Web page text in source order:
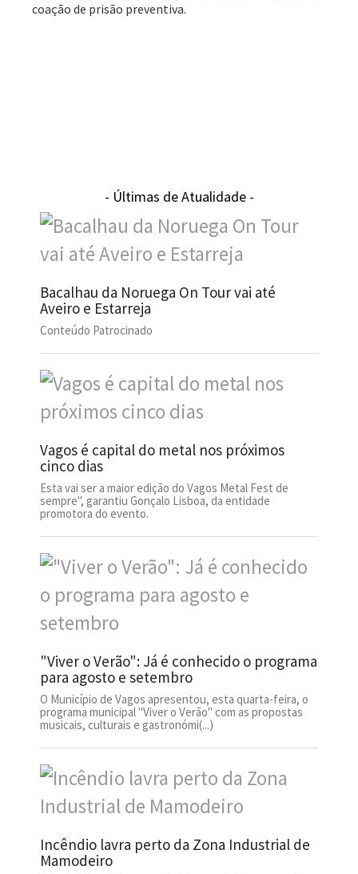
coação de prisão preventiva.
- Últimas de Atualidade -
Bacalhau da Noruega On Tour vai até
Aveiro e Estarreja
Conteúdo Patrocinado
Vagos é capital do metal nos próximos
cinco dias
Esta vai ser a maior edição do Vagos Metal Fest de
sempre", garantiu Gonçalo Lisboa, da entidade
promotora do evento.
"Viver o Verão": Já é conhecido o programa
para agosto e setembro
O Município de Vagos apresentou, esta quarta-feira, o
programa municipal "Viver o Verão" com as propostas
musicais, culturais e gastronómi(...)
Incêndio lavra perto da Zona Industrial de
Mamodeiro